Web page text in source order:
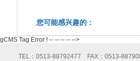
您可能感兴趣的：
Tag Error ! -- -- -- -- -->
TEL：0513-88792477 FAX：0513-